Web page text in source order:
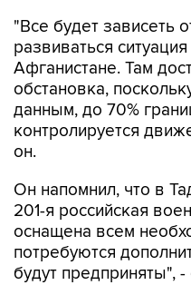
"Все будет зависеть
развиваться
Афганистане. Там
обстановка,
данным, до 70%
контролируется
он.
Он напомнил, что в
201-я российская
оснащена всем
потребуются
будут предприняты",